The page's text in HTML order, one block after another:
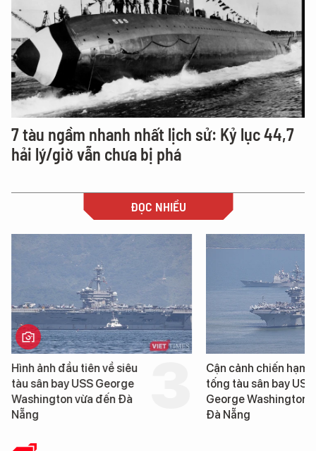
7 tàu ngầm nhanh nhất lịch sử: Kỷ lục 44,7
hải lý/giờ vẫn chưa bị phá
ĐỌC NHIỀU
về siêu
George
đến Đà
Cận cảnh chiến hạm hộ
tống tàu sân bay USS
George Washington đến